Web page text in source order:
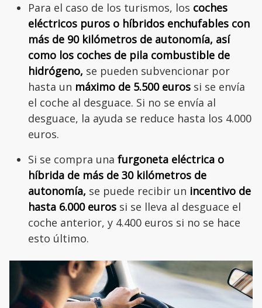
Para el caso de los turismos, los coches
eléctricos puros o híbridos enchufables con
más de 90 kilómetros de autonomía, así
como los coches de pila combustible de
hidrógeno, se pueden subvencionar por
hasta un máximo de 5.500 euros si se envía
el coche al desguace. Si no se envía al
desguace, la ayuda se reduce hasta los 4.000
euros.
Si se compra una furgoneta eléctrica o
híbrida de más de 30 kilómetros de
autonomía, se puede recibir un incentivo de
hasta 6.000 euros si se lleva al desguace el
coche anterior, y 4.400 euros si no se hace
esto último.